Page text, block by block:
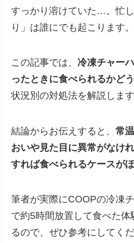
すっかり溶けていた…。忙
り」は誰にでも起こります。
この記事では、冷凍チャー
ったときに食べられるかど
状況別の対処法を解説します
結論からお伝えすると、常
おいや見た目に異常がなけ
すれば食べられるケースが
筆者が実際にCOOPの冷凍
で約5時間放置して食べた体
るので、ぜひ参考にしてくだ